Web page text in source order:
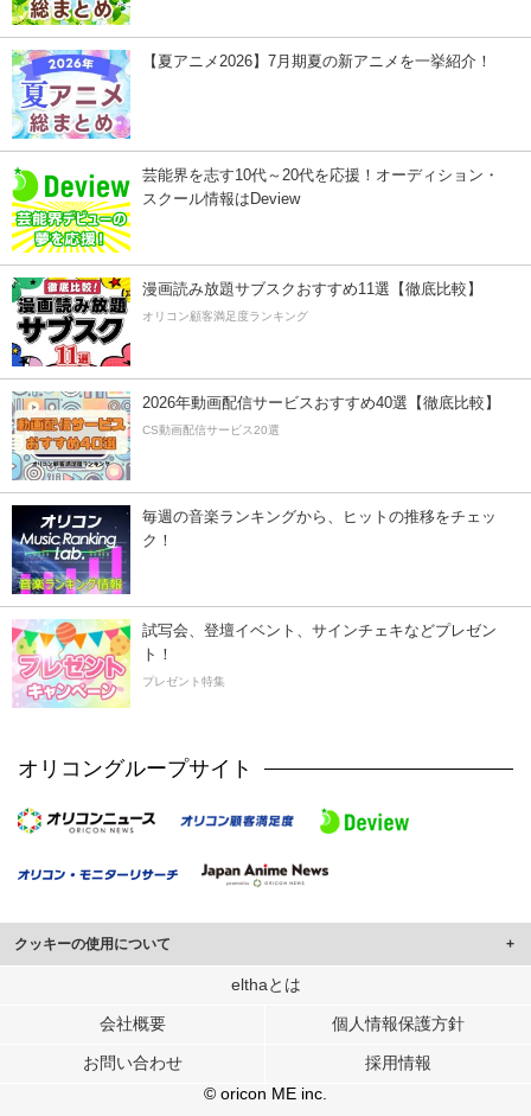
【夏アニメ2026】7月期夏の新アニメを一挙紹介！
芸能界を志す10代～20代を応援！オーディション・
スクール情報はDeview
漫画読み放題サブスクおすすめ11選【徹底比較】
オリコン顧客満足度ランキング
2026年動画配信サービスおすすめ40選【徹底比較】
CS動画配信サービス20選
毎週の音楽ランキングから、ヒットの推移をチェッ
ク！
試写会、登壇イベント、サインチェキなどプレゼン
ト！
プレゼント特集
オリコングループサイト
クッキーの使用について
このサイトでは Cookie を使用して、ユーザーに合わせたコンテンツや広告の
行っています。
メディアや広告配信、データ解析の各パートナーに提供しています。
ユーザーが各パートナーのサービスを使用したときに収集した他の情報を組み
elthaとは
会社概要 個人情報保護方針
お問い合わせ
採用情報
© oricon ME inc.